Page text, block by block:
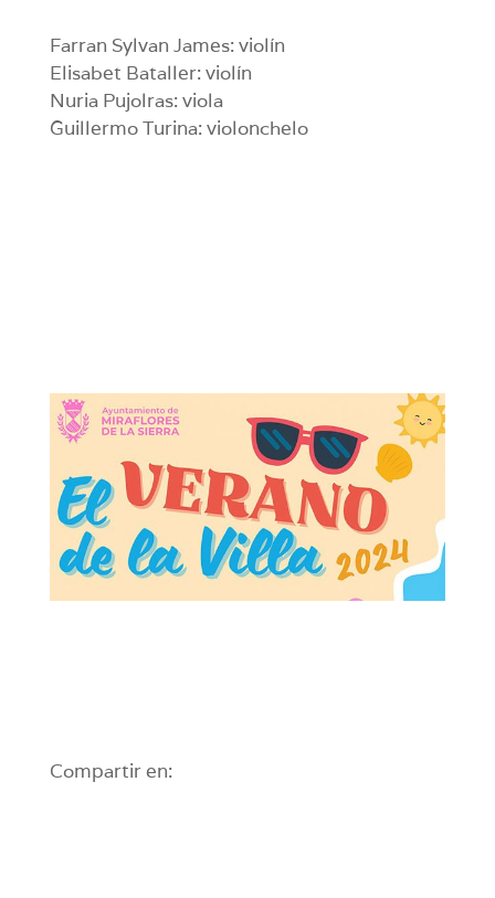
Farran Sylvan James: violín
Elisabet Bataller: violín
Nuria Pujolras: viola
Guillermo Turina: violonchelo
Compartir en: